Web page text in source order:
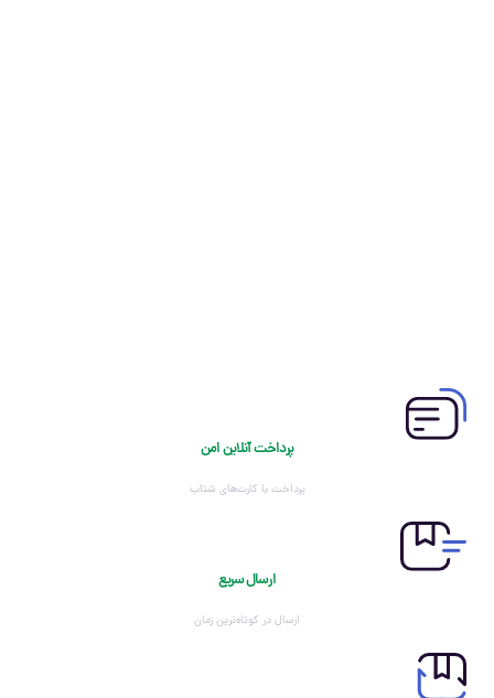
پرداخت آنلاین امن
پرداخت با کارت‌های شتاب
ارسال سریع
ارسال در کوتاه‌ترین زمان